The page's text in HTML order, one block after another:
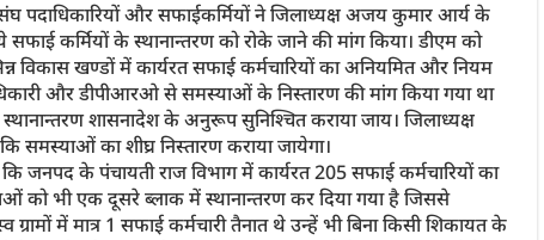
संघ पदाधिकारियों और सफाईकर्मियों ने जिलाध्यक्ष अजय कुमार आर्य के
कर्मियों के स्थानान्तरण को रोके जाने की मांग किया। डीएम को
विकास खण्डों में कार्यरत सफाई कर्मचारियों का अनियमित और नियम
और डीपीआरओ से समस्याओं के निस्तारण की मांग किया गया था
शासनादेश के अनुरूप सुनिश्चित कराया जाय। जिलाध्यक्ष
समस्याओं का शीघ्र निस्तारण कराया जायेगा।
जनपद के पंचायती राज विभाग में कार्यरत 205 सफाई कर्मचारियों का
को भी एक दूसरे ब्लाक में स्थानान्तरण कर दिया गया है जिससे
में मात्र 1 सफाई कर्मचारी तैनात थे उन्हें भी बिना किसी शिकायत के